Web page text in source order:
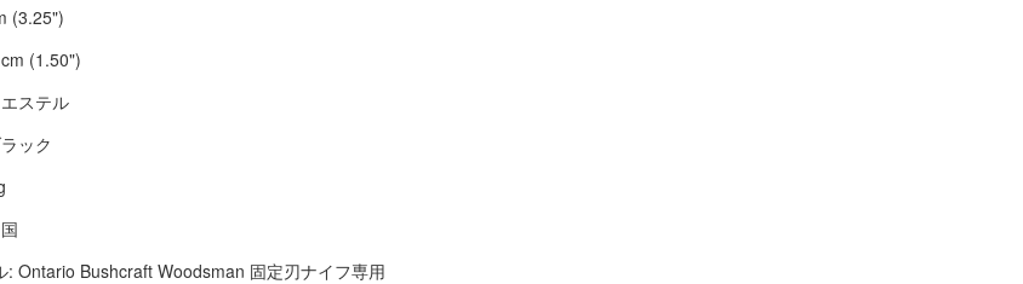
(3.25")
(1.50")
ステル
ック
: Ontario Bushcraft Woodsman 固定刃ナイフ専用